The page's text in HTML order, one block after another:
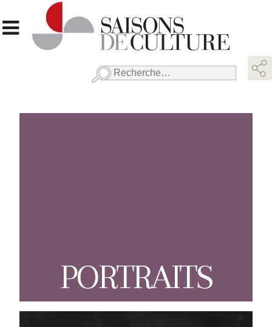
Rechercher :
PORTRAITS